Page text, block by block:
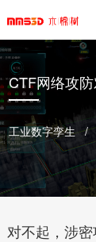
CTF网络攻
工业数字孪生
对不起，涉